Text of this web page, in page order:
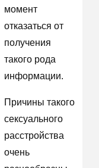
момент
отказаться от
получения
такого рода
информации.
Причины такого
сексуального
расстройства
очень